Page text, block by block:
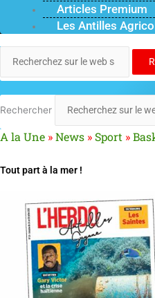
Articles Premium
Les Antilles
Rechercher
A la Une »News »Sport »
Tout part à la mer !